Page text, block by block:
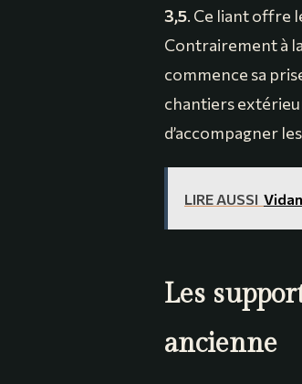
3,5. Ce liant offre
Contrairement à
commence sa
chantiers
d’accompagner
LIRE AUSSI
Les
ancienne